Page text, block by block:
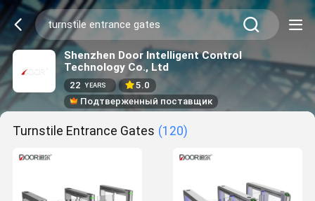
Shenzhen Door Intelligent Control
Technology Co., Ltd
22 YEARS
5.0
Подтверженный поставщик
Turnstile Entrance Gates (120)